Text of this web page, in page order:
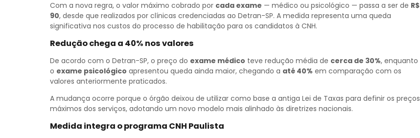
Com a nova regra, o valor máximo cobrado por cada exame — médico ou psicológico — passa a ser de R$
90, desde que realizados por clínicas credenciadas ao Detran-SP. A medida representa uma queda
significativa nos custos do processo de habilitação para os candidatos à CNH.
Redução chega a 40% nos valores
De acordo com o Detran-SP, o preço do exame médico teve redução média de cerca de 30%, enquanto
o exame psicológico apresentou queda ainda maior, chegando a até 40% em comparação com os
valores anteriormente praticados.
A mudança ocorre porque o órgão deixou de utilizar como base a antiga Lei de Taxas para definir os preços
máximos dos serviços, adotando um novo modelo mais alinhado às diretrizes nacionais.
Medida integra o programa CNH Paulista